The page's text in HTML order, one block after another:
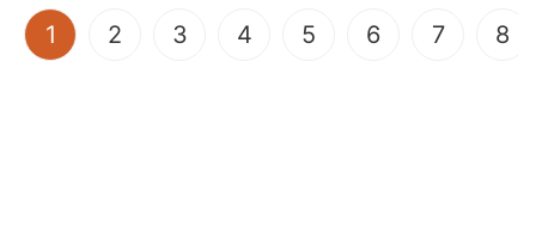
1 (current)
2 3 4 5 6 7 8